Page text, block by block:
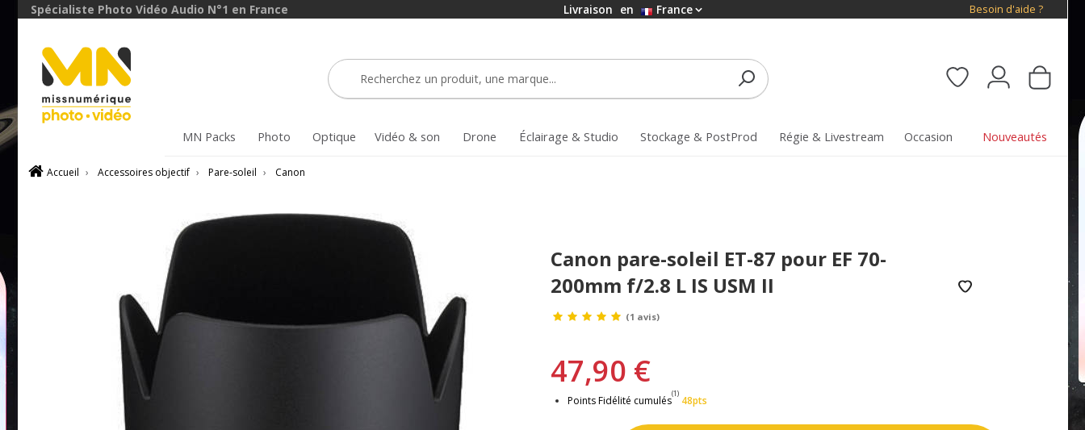
Spécialiste Photo Vidéo Audio N°1 en France Livraison en France Besoin d'aide ?
MN Packs Photo Optique Vidéo & son Drone Éclairage & Studio Stockage & PostProd Régie & Livestream Occasion Nouveautés
Accueil › Accessoires objectif › Pare-soleil › Canon
Canon pare-soleil ET-87 pour EF 70-
200mm f/2.8 L IS USM II
(1 avis)
47,90 €
Points Fidélité cumulés
(1)
48pts